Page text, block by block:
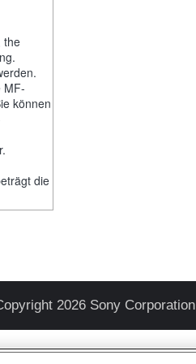
the
MF-
können
die
2026 Sony Corporation